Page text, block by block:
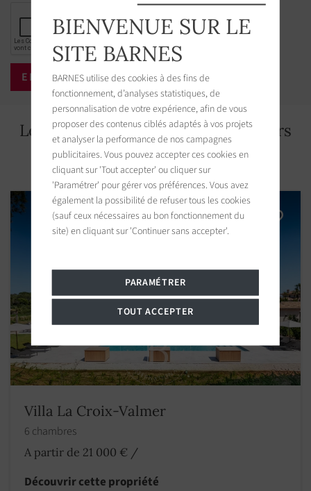
Les biens immobiliers aux alentours
Villa La Croix-Valmer
6 chambres
A partir de 21 000 € /
Découvrir cette propriété
BIENVENUE SUR LE
SITE BARNES
BARNES utilise des cookies à des fins de
fonctionnement, d’analyses statistiques, de
personnalisation de votre expérience, afin de vous
proposer des contenus ciblés adaptés à vos projets
et analyser la performance de nos campagnes
publicitaires. Vous pouvez accepter ces cookies en
cliquant sur 'Tout accepter' ou cliquer sur
'Paramétrer' pour gérer vos préférences. Vous avez
également la possibilité de refuser tous les cookies
(sauf ceux nécessaires au bon fonctionnement du
site) en cliquant sur 'Continuer sans accepter'.
PARAMÉTRER
TOUT ACCEPTER